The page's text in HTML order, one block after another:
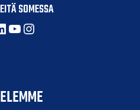
SOMESSA
YouTube
Instagram